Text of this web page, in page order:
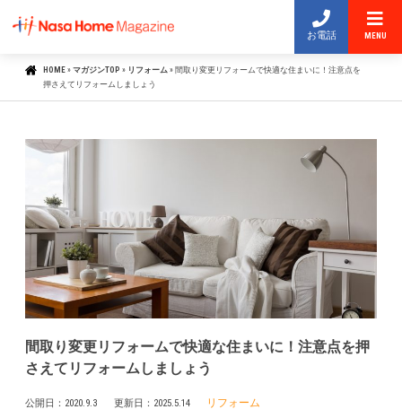
MENU
お電話
HOME » マガジンTOP » リフォーム » 間取り変更リフォームで快適な住まいに！注意点を
押さえてリフォームしましょう
間取り変更リフォームで快適な住まいに！注意点を押
さえてリフォームしましょう
公開日： 2020.9.3 更新日： 2025.5.14 リフォーム